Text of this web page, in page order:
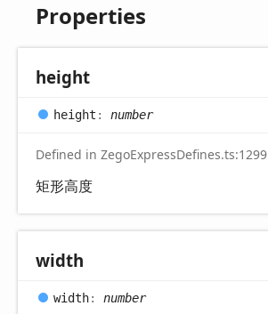
Properties
height
height : number
Defined in ZegoExpressDefines.ts:1299
矩形高度
width
width: number